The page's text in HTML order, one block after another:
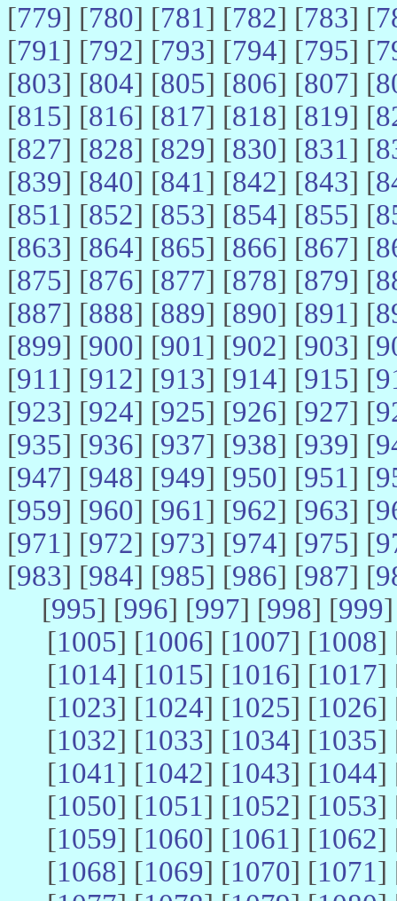
[779] [780] [781] [782] [783] [
[791] [792] [793] [794] [795] [
[803] [804] [805] [806] [807] [
[815] [816] [817] [818] [819] [
[827] [828] [829] [830] [831] [
[839] [840] [841] [842] [843] [
[851] [852] [853] [854] [855] [
[863] [864] [865] [866] [867] [
[875] [876] [877] [878] [879] [
[887] [888] [889] [890] [891] [
[899] [900] [901] [902] [903] [
[911] [912] [913] [914] [915] [
[923] [924] [925] [926] [927] [
[935] [936] [937] [938] [939] [
[947] [948] [949] [950] [951] [
[959] [960] [961] [962] [963] [
[971] [972] [973] [974] [975] [
[983] [984] [985] [986] [987] [
[995] [996] [997] [998] [999
[1005] [1006] [1007] [1008]
[1014] [1015] [1016] [1017]
[1023] [1024] [1025] [1026]
[1032] [1033] [1034] [1035]
[1041] [1042] [1043] [1044]
[1050] [1051] [1052] [1053]
[1059] [1060] [1061] [1062]
[1068] [1069] [1070] [1071]